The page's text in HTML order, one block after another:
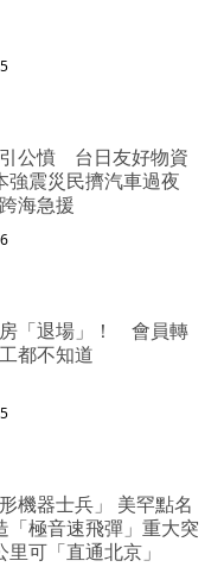
公憤 台日友好物資
強震災民擠汽車過夜
海急援
「退場」！ 會員轉
都不知道
機器士兵」 美罕點名
「極音速飛彈」重大突
可「直通北京」